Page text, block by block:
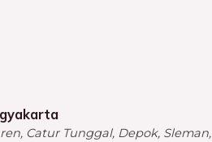
Catur Tunggal, Depok, Sleman,